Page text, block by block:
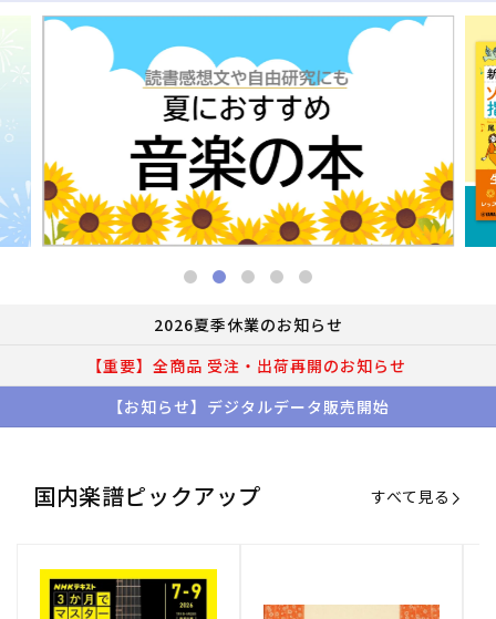
2026夏季休業のお知らせ
【重要】全商品 受注・出荷再開のお知らせ
【お知らせ】デジタルデータ販売開始
国内楽譜ピックアップ すべて見る